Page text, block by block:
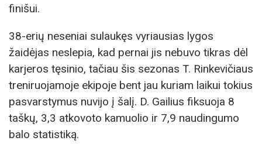
finišui.
38-erių neseniai sulaukęs vyriausias lygos
žaidėjas neslepia, kad pernai jis nebuvo tikras dėl
karjeros tęsinio, tačiau šis sezonas T. Rinkevičiaus
treniruojamoje ekipoje bent jau kuriam laikui tokius
pasvarstymus nuvijo į šalį. D. Gailius fiksuoja 8
taškų, 3,3 atkovoto kamuolio ir 7,9 naudingumo
balo statistiką.